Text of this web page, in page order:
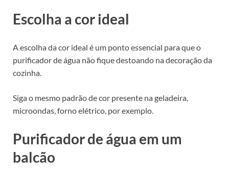
Escolha a cor ideal
A escolha da cor ideal é um ponto essencial para que o
purificador de água não fique destoando na decoração da
cozinha.
Siga o mesmo padrão de cor presente na geladeira,
microondas, forno elétrico, por exemplo.
Purificador de água em um
balcão